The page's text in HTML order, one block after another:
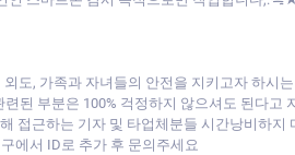
도, 가족과 자녀들의 안전을 지키고자 하시
된 부분은 100% 걱정하지 않으셔도 된다고
접근하는 기자 및 타업체분들 시간낭비하
에서 ID로 추가 후 문의주세요